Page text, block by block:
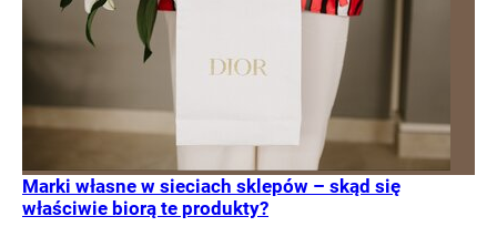
Marki własne w sieciach sklepów – skąd się
właściwie biorą te produkty?